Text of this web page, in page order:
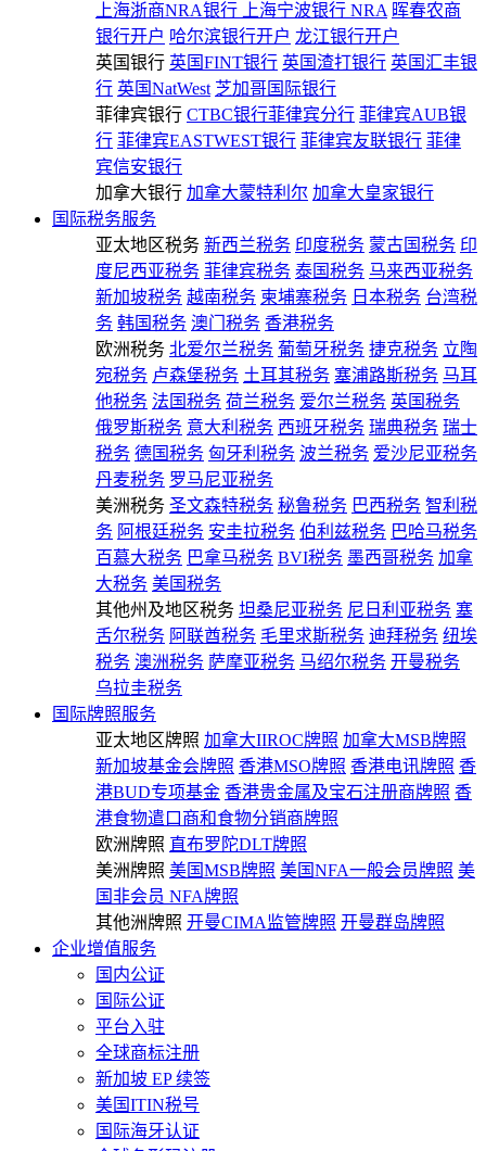
上海浙商NRA银行
上海宁波银行 NRA 晖春农商
银行开户 哈尔滨银行开户 龙江银行开户
英国银行 英国FINT银行 英国渣打银行 英国汇丰银
行 英国NatWest 芝加哥国际银行
菲律宾银行 CTBC银行菲律宾分行 菲律宾AUB银
行 菲律宾EASTWEST银行 菲律宾友联银行 菲律
宾信安银行
加拿大银行 加拿大蒙特利尔 加拿大皇家银行
国际税务服务
亚太地区税务 新西兰税务 印度税务 蒙古国税务 印
度尼西亚税务 菲律宾税务 泰国税务 马来西亚税务
新加坡税务 越南税务 柬埔寨税务 日本税务 台湾税
务 韩国税务 澳门税务 香港税务
欧洲税务 北爱尔兰税务 葡萄牙税务 捷克税务 立陶
宛税务 卢森堡税务 土耳其税务 塞浦路斯税务 马耳
他税务 法国税务 荷兰税务 爱尔兰税务 英国税务
俄罗斯税务 意大利税务 西班牙税务 瑞典税务 瑞士
税务 德国税务 匈牙利税务 波兰税务 爱沙尼亚税务
丹麦税务 罗马尼亚税务
美洲税务 圣文森特税务 秘鲁税务 巴西税务 智利税
务 阿根廷税务 安圭拉税务 伯利兹税务 巴哈马税务
百慕大税务 巴拿马税务 BVI税务 墨西哥税务 加拿
大税务 美国税务
其他州及地区税务 坦桑尼亚税务 尼日利亚税务 塞
舌尔税务 阿联酋税务 毛里求斯税务 迪拜税务 纽埃
税务 澳洲税务 萨摩亚税务 马绍尔税务 开曼税务
乌拉圭税务
国际牌照服务
亚太地区牌照 加拿大IIROC牌照 加拿大MSB牌照
新加坡基金会牌照 香港MSO牌照 香港电讯牌照 香
港BUD专项基金 香港贵金属及宝石注册商牌照 香
港食物遣口商和食物分销商牌照
欧洲牌照 直布罗陀DLT牌照
美洲牌照 美国MSB牌照 美国NFA一般会员牌照 美
国非会员 NFA牌照
其他洲牌照 开曼CIMA监管牌照 开曼群岛牌照
企业增值服务
国内公证
国际公证
平台入驻
全球商标注册
新加坡 EP 续签
美国ITIN税号
国际海牙认证